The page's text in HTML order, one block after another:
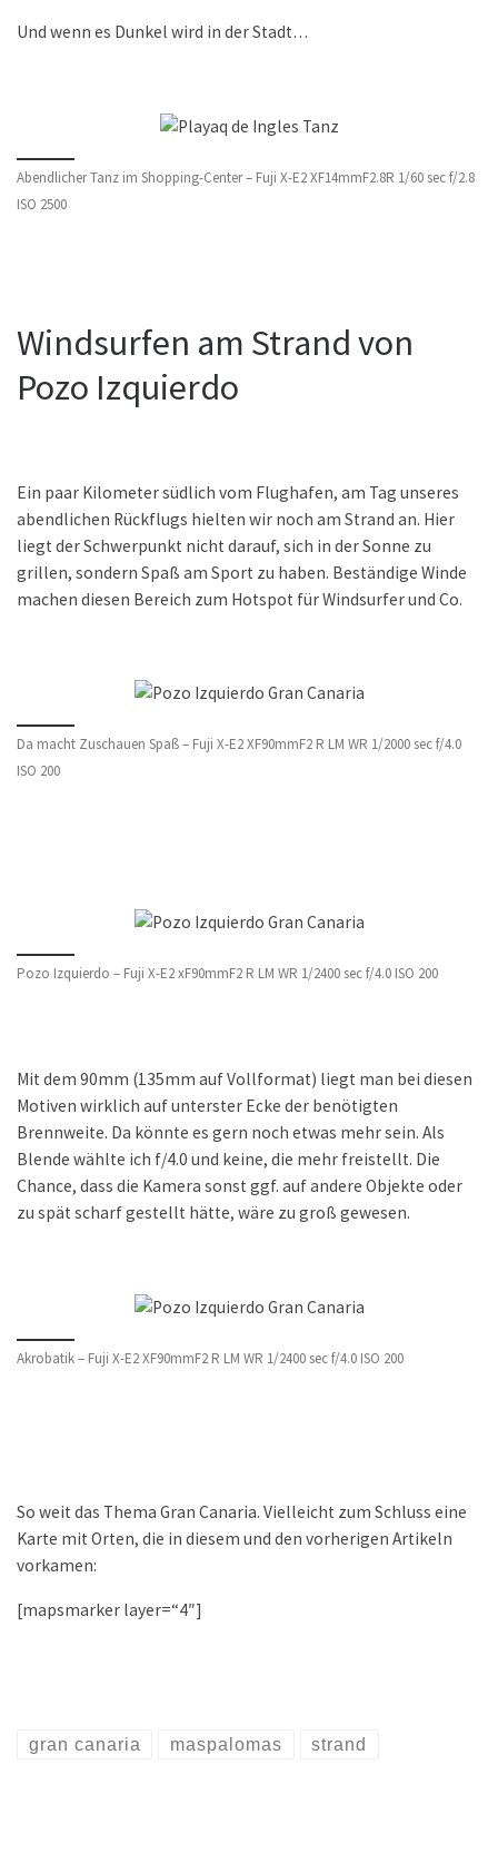
Und wenn es Dunkel wird in der Stadt…
Abendlicher Tanz im Shopping-Center – Fuji X-E2 XF14mmF2.8R 1/60 sec f/2.8
ISO 2500
Windsurfen am Strand von
Pozo Izquierdo
Ein paar Kilometer südlich vom Flughafen, am Tag unseres
abendlichen Rückflugs hielten wir noch am Strand an. Hier
liegt der Schwerpunkt nicht darauf, sich in der Sonne zu
grillen, sondern Spaß am Sport zu haben. Beständige Winde
machen diesen Bereich zum Hotspot für Windsurfer und Co.
Da macht Zuschauen Spaß – Fuji X-E2 XF90mmF2 R LM WR 1/2000 sec f/4.0
ISO 200
Pozo Izquierdo – Fuji X-E2 xF90mmF2 R LM WR 1/2400 sec f/4.0 ISO 200
Mit dem 90mm (135mm auf Vollformat) liegt man bei diesen
Motiven wirklich auf unterster Ecke der benötigten
Brennweite. Da könnte es gern noch etwas mehr sein. Als
Blende wählte ich f/4.0 und keine, die mehr freistellt. Die
Chance, dass die Kamera sonst ggf. auf andere Objekte oder
zu spät scharf gestellt hätte, wäre zu groß gewesen.
Akrobatik – Fuji X-E2 XF90mmF2 R LM WR 1/2400 sec f/4.0 ISO 200
So weit das Thema Gran Canaria. Vielleicht zum Schluss eine
Karte mit Orten, die in diesem und den vorherigen Artikeln
vorkamen:
[mapsmarker layer=“4″]
gran canaria maspalomas strand